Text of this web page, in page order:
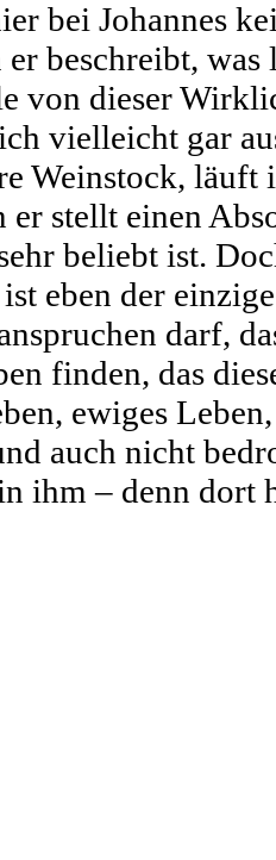
bei Johannes
er beschreibt,
von dieser
vielleicht gar
Weinstock, läuft
stellt einen
beliebt ist.
eben der
darf,
finden, das
ewiges
auch nicht
ihm – denn dort